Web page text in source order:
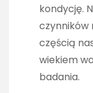
kondycję.
czynników
częścią
wiekiem
badania.